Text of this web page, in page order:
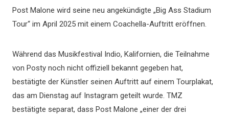
Post Malone wird seine neu angekündigte „Big Ass Stadium
Tour“ im April 2025 mit einem Coachella-Auftritt eröffnen.
Während das Musikfestival Indio, Kalifornien, die Teilnahme
von Posty noch nicht offiziell bekannt gegeben hat,
bestätigte der Künstler seinen Auftritt auf einem Tourplakat,
das am Dienstag auf Instagram geteilt wurde. TMZ
bestätigte separat, dass Post Malone „einer der drei